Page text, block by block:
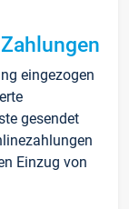
eingezogen
gesendet
Einzug von